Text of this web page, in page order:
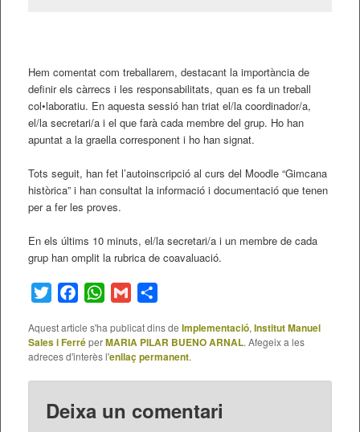
Hem comentat com treballarem, destacant la importància de
definir els càrrecs i les responsabilitats, quan es fa un treball
col•laboratiu. En aquesta sessió han triat el/la coordinador/a,
el/la secretari/a i el que farà cada membre del grup. Ho han
apuntat a la graella corresponent i ho han signat.
Tots seguit, han fet l’autoinscripció al curs del Moodle “Gimcana
històrica” i han consultat la informació i documentació que tenen
per a fer les proves.
En els últims 10 minuts, el/la secretari/a i un membre de cada
grup han omplit la rubrica de coavaluació.
TwitterFacebookWhatsApp
Gmail
Aquest article s'ha publicat dins de Implementació, Institut Manuel
Sales i FerréperMARIA PILAR BUENO ARNAL. Afegeix a les
adreces d'interès l'enllaç permanent.
Deixa un comentari